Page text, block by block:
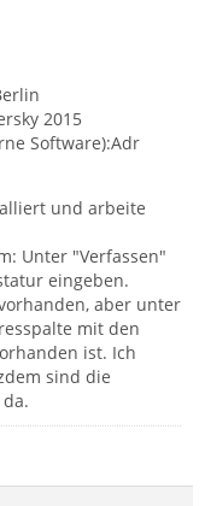
2015
Software):Adr
und arbeite
Unter "Verfassen"
eingeben.
aber unter
mit den
ist. Ich
sind die